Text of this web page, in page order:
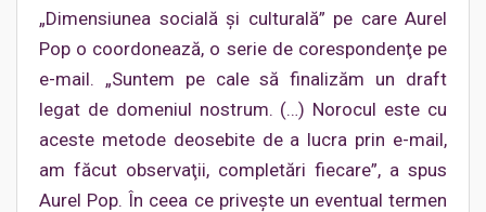
„Dimensiunea socială şi culturală” pe care Aurel
Pop o coordonează, o serie de corespondenţe pe
e-mail. „Suntem pe cale să finalizăm un draft
legat de domeniul nostrum. (…) Norocul este cu
aceste metode deosebite de a lucra prin e-mail,
am făcut observaţii, completări fiecare”, a spus
Aurel Pop. În ceea ce priveşte un eventual termen